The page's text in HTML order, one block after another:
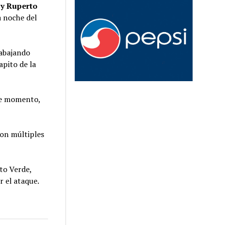
Ruperto
noche del
de la
momento,
múltiples
Verde,
el ataque.